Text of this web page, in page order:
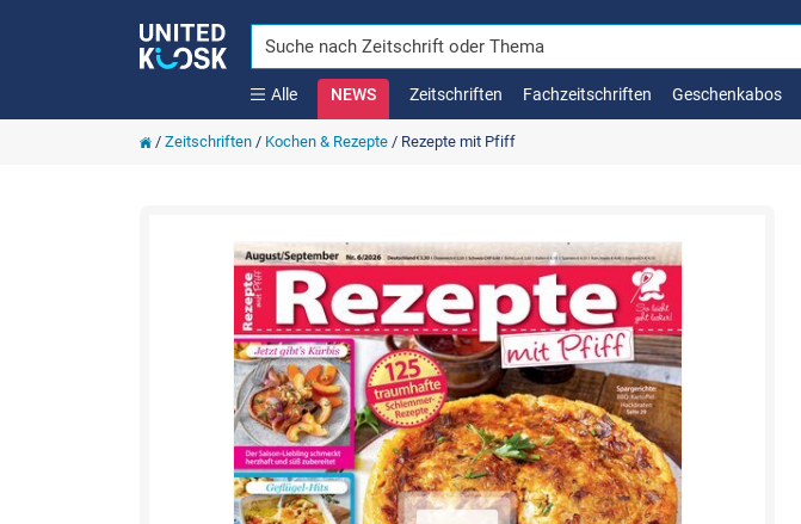
Alle NEWS Zeitschriften Fachzeitschriften Geschenkabos
/ Zeitschriften/ Kochen & Rezepte/ Rezepte mit Pfiff